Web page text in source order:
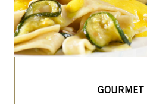
GOURMET